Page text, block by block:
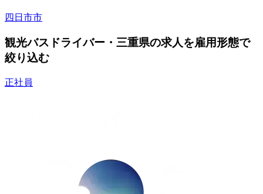
四日市市
観光バスドライバー・三重県の求人を雇用形態で
絞り込む
正社員